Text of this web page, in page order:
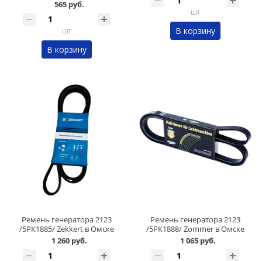
565 руб.
шт
В корзину
шт
В корзину
Ремень генератора 2123
/5РК1885/ Zekkert в Омске
1 260 руб.
Ремень генератора 2123
/5РК1888/ Zommer в Омске
1 065 руб.